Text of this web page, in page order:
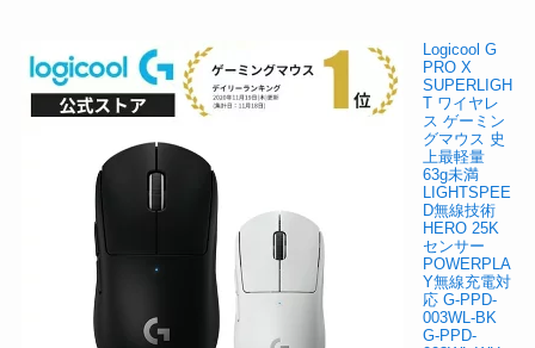
Logicool G
PRO X
SUPERLIGH
T ワイヤレ
ス ゲーミン
グマウス 史
上最軽量
63g未満
LIGHTSPEE
D無線技術
HERO 25K
センサー
POWERPLA
Y無線充電対
応 G-PPD-
003WL-BK
G-PPD-